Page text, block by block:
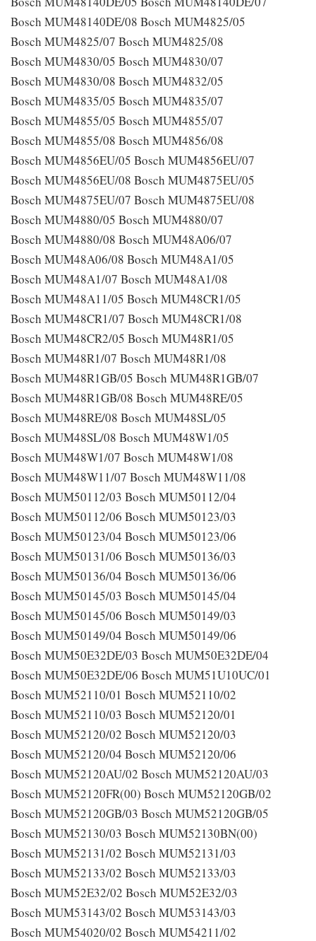
Bosch MUM48140DE/08 Bosch MUM4825/05
Bosch MUM4825/07 Bosch MUM4825/08
Bosch MUM4830/05 Bosch MUM4830/07
Bosch MUM4830/08 Bosch MUM4832/05
Bosch MUM4835/05 Bosch MUM4835/07
Bosch MUM4855/05 Bosch MUM4855/07
Bosch MUM4855/08 Bosch MUM4856/08
Bosch MUM4856EU/05 Bosch MUM4856EU/07
Bosch MUM4856EU/08 Bosch MUM4875EU/05
Bosch MUM4875EU/07 Bosch MUM4875EU/08
Bosch MUM4880/05 Bosch MUM4880/07
Bosch MUM4880/08 Bosch MUM48A06/07
Bosch MUM48A06/08 Bosch MUM48A1/05
Bosch MUM48A1/07 Bosch MUM48A1/08
Bosch MUM48A11/05 Bosch MUM48CR1/05
Bosch MUM48CR1/07 Bosch MUM48CR1/08
Bosch MUM48CR2/05 Bosch MUM48R1/05
Bosch MUM48R1/07 Bosch MUM48R1/08
Bosch MUM48R1GB/05 Bosch MUM48R1GB/07
Bosch MUM48R1GB/08 Bosch MUM48RE/05
Bosch MUM48RE/08 Bosch MUM48SL/05
Bosch MUM48SL/08 Bosch MUM48W1/05
Bosch MUM48W1/07 Bosch MUM48W1/08
Bosch MUM48W11/07 Bosch MUM48W11/08
Bosch MUM50112/03 Bosch MUM50112/04
Bosch MUM50112/06 Bosch MUM50123/03
Bosch MUM50123/04 Bosch MUM50123/06
Bosch MUM50131/06 Bosch MUM50136/03
Bosch MUM50136/04 Bosch MUM50136/06
Bosch MUM50145/03 Bosch MUM50145/04
Bosch MUM50145/06 Bosch MUM50149/03
Bosch MUM50149/04 Bosch MUM50149/06
Bosch MUM50E32DE/03 Bosch MUM50E32DE/04
Bosch MUM50E32DE/06 Bosch MUM51U10UC/01
Bosch MUM52110/01 Bosch MUM52110/02
Bosch MUM52110/03 Bosch MUM52120/01
Bosch MUM52120/02 Bosch MUM52120/03
Bosch MUM52120/04 Bosch MUM52120/06
Bosch MUM52120AU/02 Bosch MUM52120AU/03
Bosch MUM52120FR(00) Bosch MUM52120GB/02
Bosch MUM52120GB/03 Bosch MUM52120GB/05
Bosch MUM52130/03 Bosch MUM52130BN(00)
Bosch MUM52131/02 Bosch MUM52131/03
Bosch MUM52133/02 Bosch MUM52133/03
Bosch MUM52E32/02 Bosch MUM52E32/03
Bosch MUM53143/02 Bosch MUM53143/03
Bosch MUM54020/02 Bosch MUM54211/02